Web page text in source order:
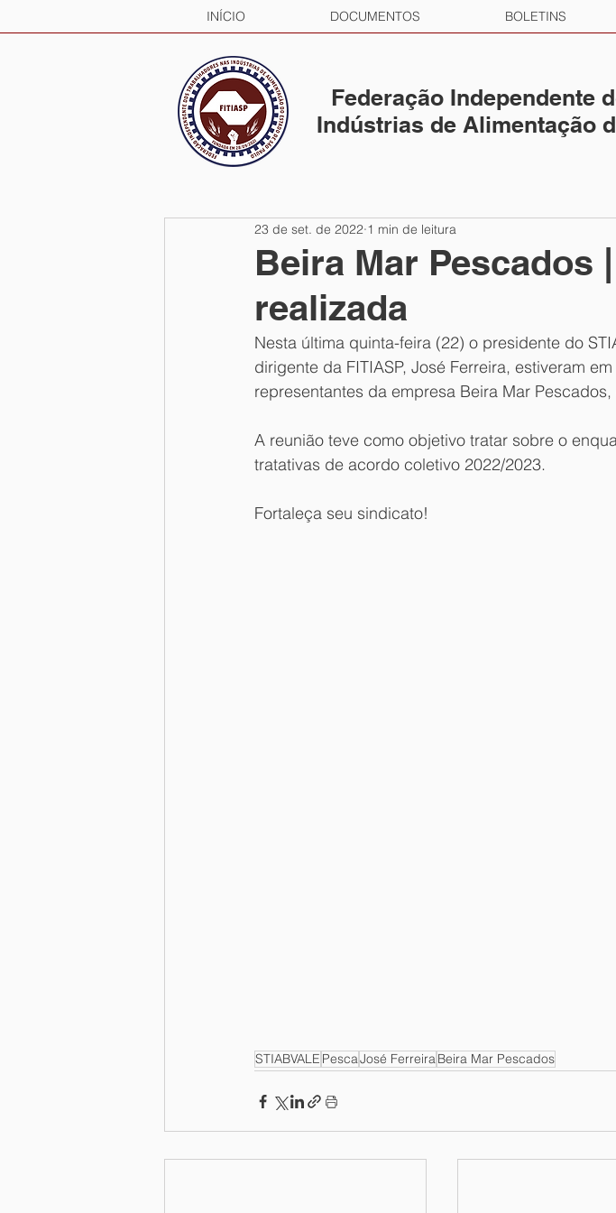
INÍCIO DOCUMENTOS BOLETINS
Federação Independente
Indústrias de Alimentação
Beira Mar Pescados
realizada
23 de set. de 2022 1 min de leitura
Nesta última quinta-feira (22) o presidente do
dirigente da FITIASP, José Ferreira, estiveram
representantes da empresa Beira Mar
A reunião teve como objetivo tratar sobre o
tratativas de acordo coletivo 2022/2023.
Fortaleça seu sindicato!
STIABVALE PescaJosé FerreiraBeira Mar Pescados